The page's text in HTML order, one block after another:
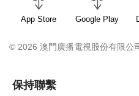
App Store Google Play
© 2026 澳門廣播電視股份有限公
保持聯繫